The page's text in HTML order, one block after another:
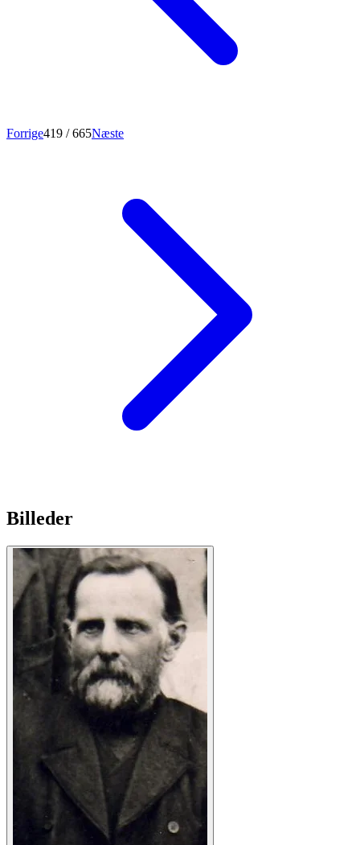
Forrige419 / 665Næste
Billeder